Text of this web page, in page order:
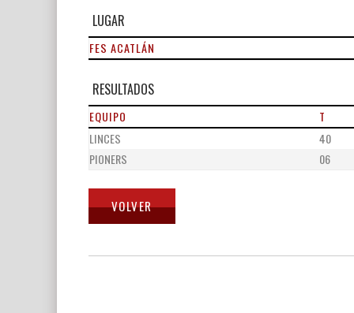
LUGAR
FES ACATLÁN
RESULTADOS
EQUIPO T
LINCES
40
PIONERS
06